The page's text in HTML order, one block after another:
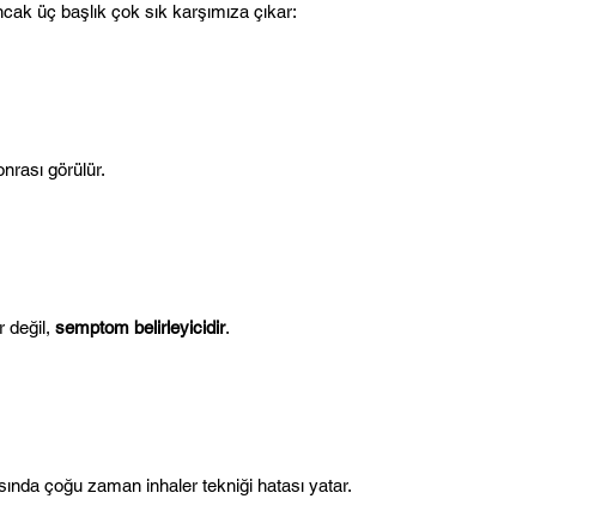
üç başlık çok sık karşımıza çıkar:
görülür.
değil, semptom belirleyicidir.
çoğu zaman inhaler tekniği hatası yatar.